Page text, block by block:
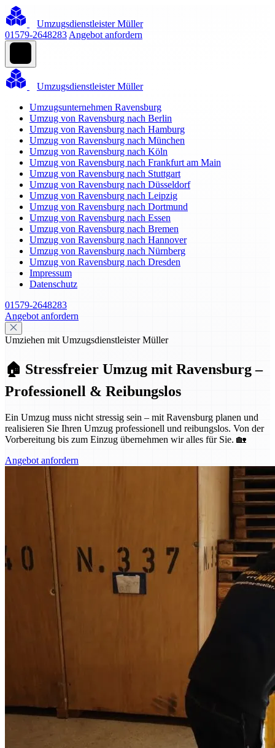
Umzugsdienstleister Müller
01579-2648283 Angebot anfordern
Umzugsdienstleister Müller
Umzugsunternehmen Ravensburg
Umzug von Ravensburg nach Berlin
Umzug von Ravensburg nach Hamburg
Umzug von Ravensburg nach München
Umzug von Ravensburg nach Köln
Umzug von Ravensburg nach Frankfurt am Main
Umzug von Ravensburg nach Stuttgart
Umzug von Ravensburg nach Düsseldorf
Umzug von Ravensburg nach Leipzig
Umzug von Ravensburg nach Dortmund
Umzug von Ravensburg nach Essen
Umzug von Ravensburg nach Bremen
Umzug von Ravensburg nach Hannover
Umzug von Ravensburg nach Nürnberg
Umzug von Ravensburg nach Dresden
Impressum
Datenschutz
01579-2648283
Angebot anfordern
Umziehen mit Umzugsdienstleister Müller
🏠 Stressfreier Umzug mit Ravensburg –
Professionell & Reibungslos
Ein Umzug muss nicht stressig sein – mit Ravensburg planen und
realisieren Sie Ihren Umzug professionell und reibungslos. Von der
Vorbereitung bis zum Einzug übernehmen wir alles für Sie. 🏡
Angebot anfordern